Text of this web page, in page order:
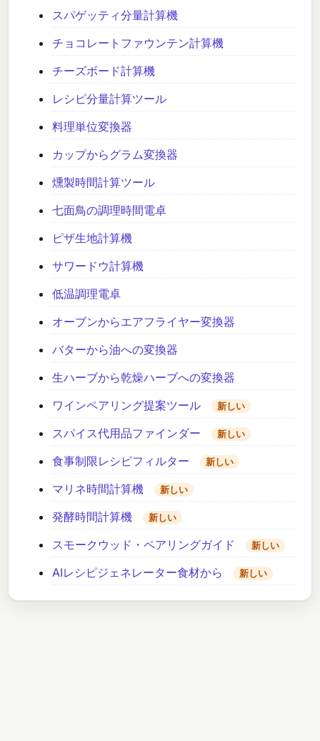
スパゲッティ分量計算機
チョコレートファウンテン計算機
チーズボード計算機
レシピ分量計算ツール
料理単位変換器
カップからグラム変換器
燻製時間計算ツール
七面鳥の調理時間電卓
ピザ生地計算機
サワードウ計算機
低温調理電卓
オーブンからエアフライヤー変換器
バターから油への変換器
生ハーブから乾燥ハーブへの変換器
ワインペアリング提案ツール
新しい
スパイス代用品ファインダー 新しい
食事制限レシピフィルター 新しい
マリネ時間計算機 新しい
発酵時間計算機 新しい
スモークウッド・ペアリングガイド 新しい
AIレシピジェネレーター食材から 新しい